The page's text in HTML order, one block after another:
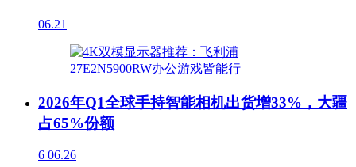
06.21
2026年Q1全球手持智能相机出货增33%，大疆
占65%份额
6 06.26